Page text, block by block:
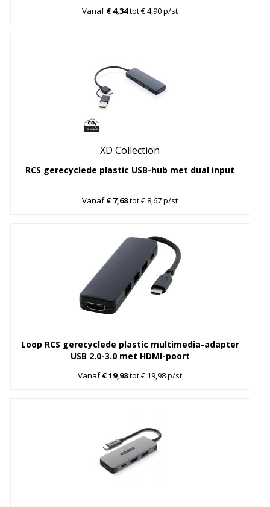
Vanaf€ 4,34tot € 4,90 p/st
XD Collection
RCS gerecyclede plastic USB-hub met dual input
Vanaf€ 7,68tot € 8,67 p/st
Loop RCS gerecyclede plastic multimedia-adapter
USB 2.0-3.0 met HDMI-poort
Vanaf€ 19,98tot € 19,98 p/st